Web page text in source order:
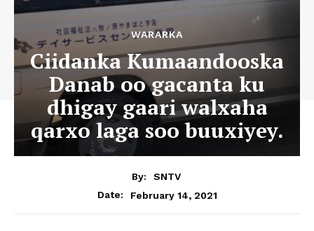
WARARKA
Ciidanka Kumaandooska
Danab oo gacanta ku
dhigay gaari walxaha
qarxo laga soo buuxiyey.
By:
SNTV
Date:
February 14, 2021